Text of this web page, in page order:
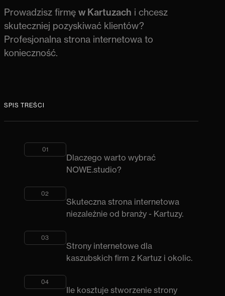
Prowadzisz firmę w Kartuzach i chcesz
skuteczniej pozyskiwać klientów?
Profesjonalna strona internetowa to
konieczność.
SPIS TREŚCI
01
Dlaczego warto wybrać
NOWE.studio?
02
Skuteczna strona internetowa
niezależnie od branży - Kartuzy.
03
Strony internetowe dla
kaszubskich firm z Kartuz i okolic.
04
Ile kosztuje stworzenie strony